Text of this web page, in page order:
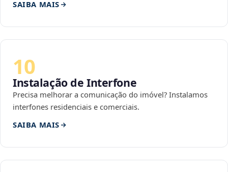
SAIBA MAIS
10
Instalação de Interfone
Precisa melhorar a comunicação do imóvel? Instalamos
interfones residenciais e comerciais.
SAIBA MAIS